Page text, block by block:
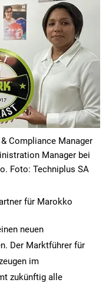
Compliance Manager
Manager bei
Foto: Techniplus SA
für Marokko
neuen
Der Marktführer für
im
zukünftig alle